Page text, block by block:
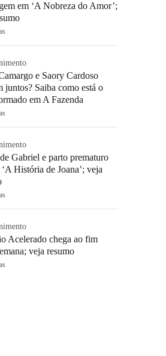
em ‘A Nobreza do Amor’;
e Saory Cardoso
juntos? Saiba como está o
em A Fazenda
Gabriel e parto prematuro
História de Joana’; veja
Acelerado chega ao fim
veja resumo